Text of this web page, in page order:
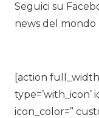
Seguici su
news del mondo
[action
type=’with_icon’
icon_color=”